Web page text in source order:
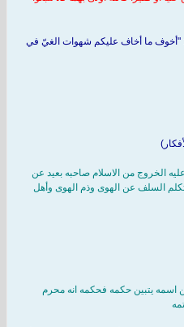
"أخوف ما أخاف عليكم شهوات الغيّ في
الخروج من الاسلام صاحبه بعيد عن
يتكلم السلف عن الهوى وذم الهوى وأهل
اسمه يتبين حكمه فحكمه انه محرم